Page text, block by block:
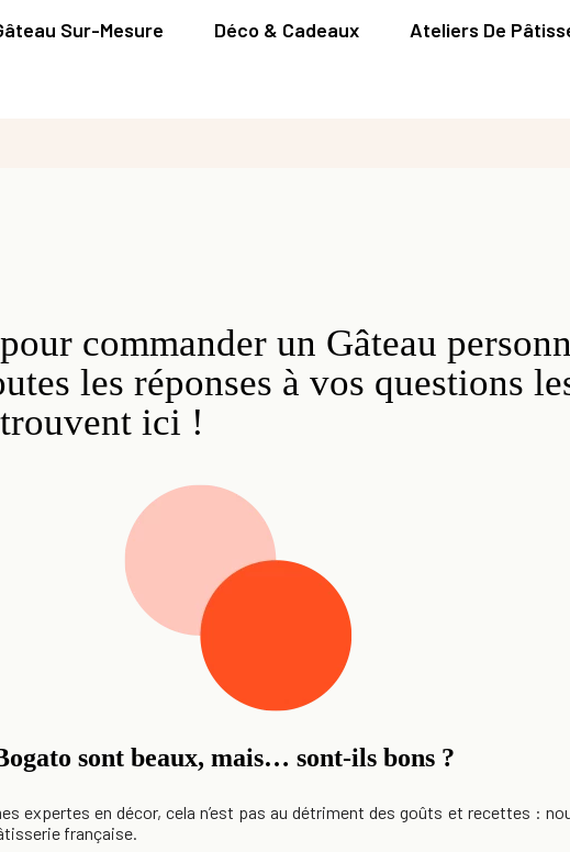
Sur-Mesure Déco & Cadeaux Ateliers De
commander un Gâteau
les réponses à vos questions
ici !
sont beaux, mais… sont-ils bons ?
expertes en décor, cela n’est pas au détriment des goûts et recettes :
française.